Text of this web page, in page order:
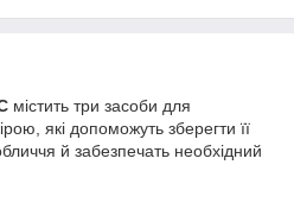
містить три засоби для
які допоможуть зберегти її
й забезпечать необхідний